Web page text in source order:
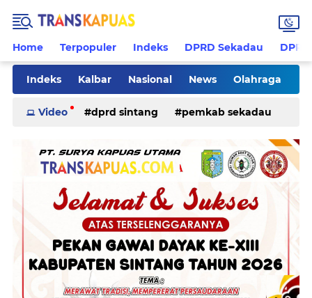
Home Terpopuler Indeks DPRD Sekadau
Indeks Kalbar Nasional News Olahraga
Pilkades Rohani Sanggau Sekadau
kriminal
Video dprd sintang pemkab sekadau